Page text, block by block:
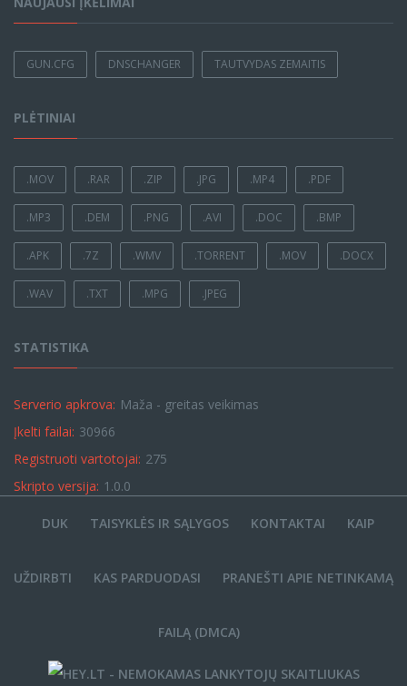
GUN.CFG DNSCHANGER TAUTVYDAS ZEMAITIS
PLĖTINIAI
.MOV .RAR .ZIP .JPG .MP4 .PDF
.MP3 .DEM .PNG .AVI .DOC .BMP
.APK .7Z .WMV .TORRENT .MOV .DOCX
.WAV .TXT .MPG .JPEG
STATISTIKA
Serverio apkrova: Maža - greitas veikimas
Įkelti failai: 30966
Registruoti vartotojai: 275
Skripto versija: 1.0.0
DUK TAISYKLĖS IR SĄLYGOS KONTAKTAI KAIP
UŽDIRBTI KAS PARDUODASI PRANEŠTI APIE NETINKAMĄ
FAILĄ (DMCA)